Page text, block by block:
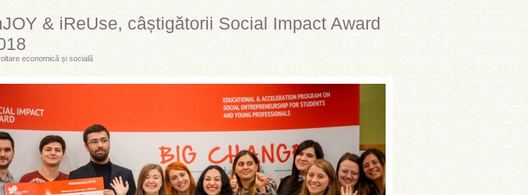
& iReUse, câștigătorii Social Impact Award
economică și socială